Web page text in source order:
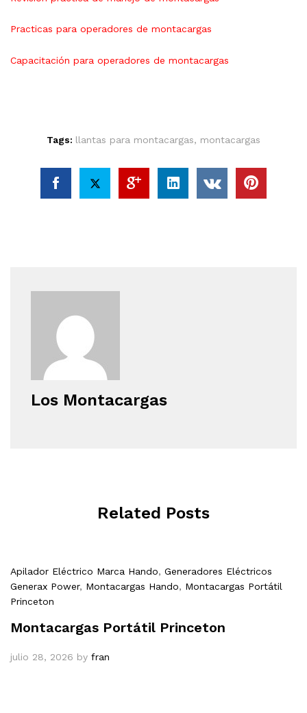
Practicas para operadores de montacargas
Capacitación para operadores de montacargas
Tags: llantas para montacargas, montacargas
Los Montacargas
Related Posts
Apilador Eléctrico Marca Hando, Generadores Eléctricos
Generax Power, Montacargas Hando, Montacargas Portátil
Princeton
Montacargas Portátil Princeton
julio 28, 2026 by fran